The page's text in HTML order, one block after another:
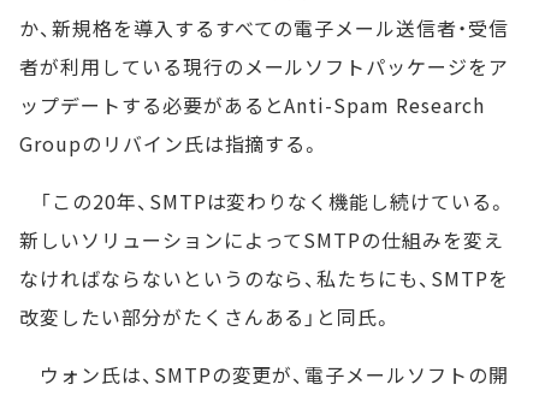
か、新規格を導入するすべての電子メール送信者・受信
者が利用している現行のメールソフトパッケージをア
ップデートする必要があるとAnti-Spam Research
Groupのリバイン氏は指摘する。
「この20年、SMTPは変わりなく機能し続けている。
新しいソリューションによってSMTPの仕組みを変え
なければならないというのなら、私たちにも、SMTPを
改変したい部分がたくさんある」と同氏。
ウォン氏は、SMTPの変更が、電子メールソフトの開